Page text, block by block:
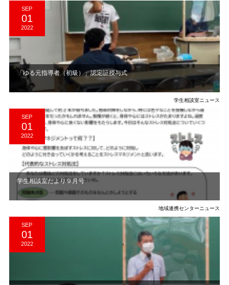
SEP
01
2022
「ゆる元指導者（初級）」認定証授与式
学生相談室ニュース
SEP
01
2022
学生相談室だより９月号
地域連携センターニュース
SEP
01
2022